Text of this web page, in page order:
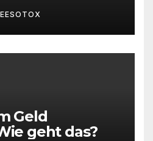
Geld
geht das?